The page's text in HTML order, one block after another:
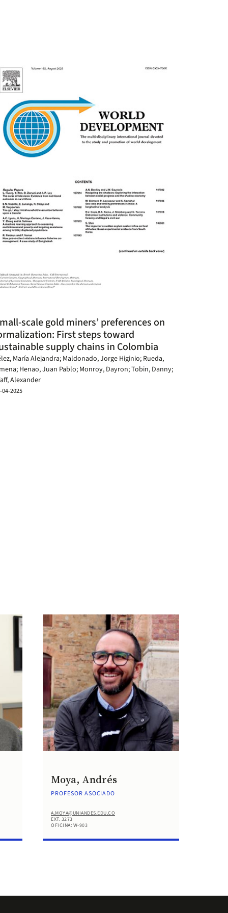
scale gold miners’ preferences on
First steps toward
supply chains in Colombia
María Alejandra; Maldonado, Jorge Higinio; Rueda,
Henao, Juan Pablo; Monroy, Dayron; Tobin, Danny;
Alexander
04-2025
Moya, Andrés
PROFESOR ASOCIADO
A.MOYA@UNIANDES.EDU.CO
EXT. 3273
OFICINA: W-903